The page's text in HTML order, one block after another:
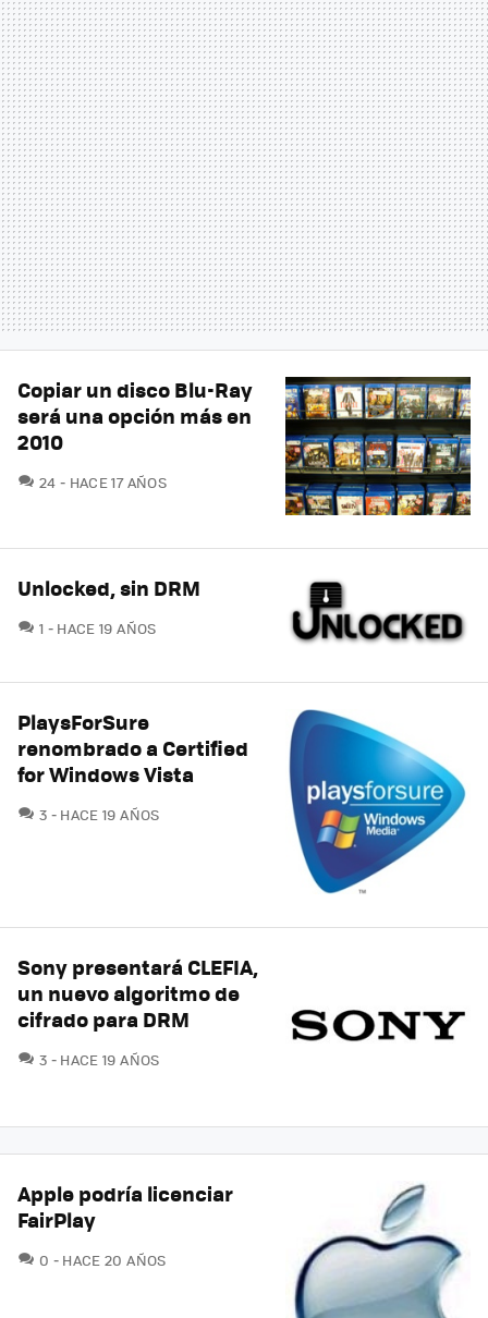
Copiar un disco Blu-Ray
será una opción más en
2010
24 COMENTARIOS
HACE 17 AÑOS
Unlocked, sin DRM
1 COMENTARIOS
HACE 19 AÑOS
PlaysForSure
renombrado a Certified
for Windows Vista
3 COMENTARIOS
HACE 19 AÑOS
Sony presentará CLEFIA,
un nuevo algoritmo de
cifrado para DRM
3 COMENTARIOS
HACE 19 AÑOS
Apple podría licenciar
FairPlay
0 COMENTARIOS
HACE 20 AÑOS